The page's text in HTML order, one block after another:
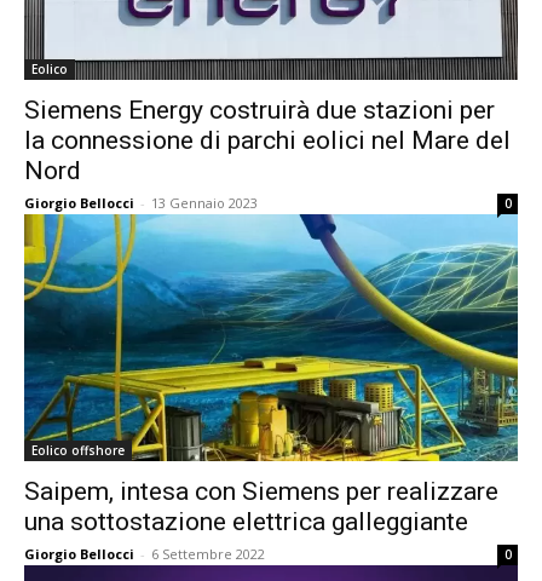
Eolico
Siemens Energy costruirà due stazioni per
la connessione di parchi eolici nel Mare del
Nord
Giorgio Bellocci - 13 Gennaio 2023 0
Eolico offshore
Saipem, intesa con Siemens per realizzare
una sottostazione elettrica galleggiante
Giorgio Bellocci - 6 Settembre 2022 0